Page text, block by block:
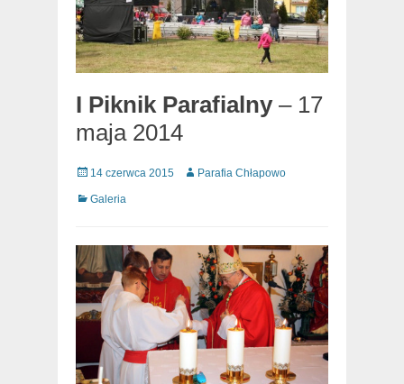
I Piknik Parafialny– 17
maja 2014
Posted
14 czerwca 2015 AuthorParafia Chłapowo
Categories
Galeria